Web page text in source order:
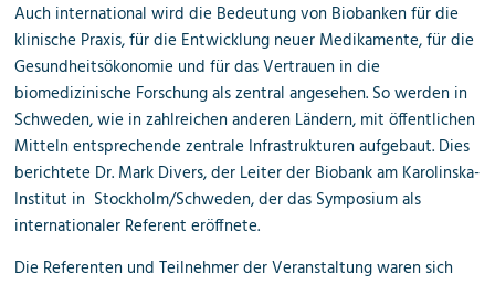
Auch international wird die Bedeutung von Biobanken für die
klinische Praxis, für die Entwicklung neuer Medikamente, für die
Gesundheitsökonomie und für das Vertrauen in die
biomedizinische Forschung als zentral angesehen. So werden in
Schweden, wie in zahlreichen anderen Ländern, mit öffentlichen
Mitteln entsprechende zentrale Infrastrukturen aufgebaut. Dies
berichtete Dr. Mark Divers, der Leiter der Biobank am Karolinska-
Institut in Stockholm/Schweden, der das Symposium als
internationaler Referent eröffnete.
Die Referenten und Teilnehmer der Veranstaltung waren sich